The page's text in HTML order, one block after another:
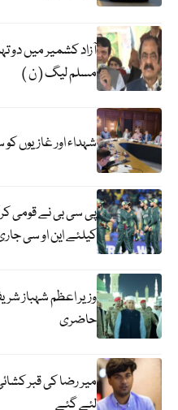
آزاد کشمیر میں دو
مسلم لیگ ( ن )
شہداء اور غازیوں
پی سی بی نے قومی
کیلئے این او سی
وزیر اعظم شہباز
حاضری
میر رضا کی قبر
لئے گئے